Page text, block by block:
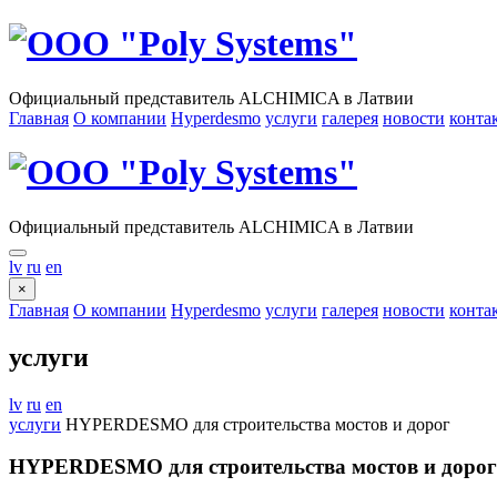
Официальный представитель ALCHIMICA в Латвии
Главная О компании Hyperdesmo услуги галерея новости
Официальный представитель ALCHIMICA в Латвии
lv ru en
×
Главная О компании Hyperdesmo услуги галерея новости
услуги
lv ru en
услуги HYPERDESMO для строительства мостов и дорог
HYPERDESMO для строительства мостов и дорог